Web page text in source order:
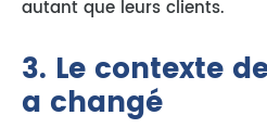
autant que leurs clients.
3. Le contexte
a changé